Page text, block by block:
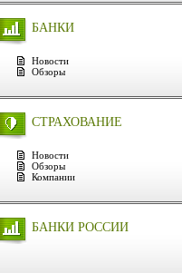
БАНКИ
Новости
Обзоры
СТРАХОВАНИЕ
Новости
Обзоры
Компании
БАНКИ РОССИИ